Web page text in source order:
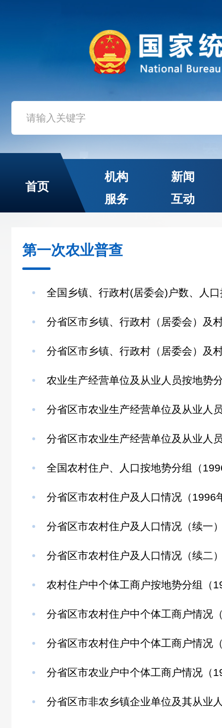
首页
机构
新闻
服务
互动
第一次农业普查
全国乡镇、行政村(居委会)户数、人
分省区市乡镇、行政村（居委会）及
分省区市乡镇、行政村（居委会）及
农业生产经营单位及从业人员按地势
分省区市农业生产经营单位及从业人
分省区市农业生产经营单位及从业人
全国农村住户、人口按地势分组（
分省区市农村住户及人口情况（1996
分省区市农村住户及人口情况（续一
分省区市农村住户及人口情况（续二
农村住户中个体工商户按地势分组（
分省区市农村住户中个体工商户情况
分省区市农村住户中个体工商户情况
分省区市农业户中个体工商户情况（
分省区市非农乡镇企业单位及其从业